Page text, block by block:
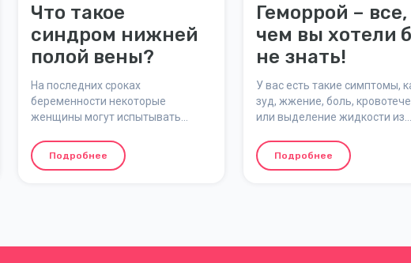
Что такое
синдром нижней
полой вены?
На последних сроках
беременности некоторые
женщины могут испытывать
лежа на спине. Это происходит,
когда вес растущей матки
Подробнее
Геморрой – все,
чем вы хотели
не знать!
У вас есть такие симптомы,
зуд, жжение, боль,
или выделение жидкости из
распространенное состояние
беременных, а также у
Подробнее